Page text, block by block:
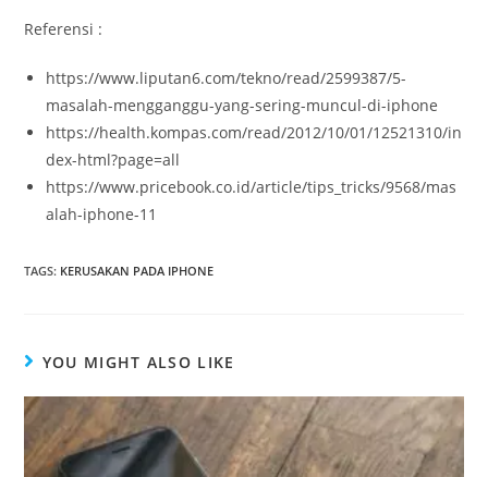
Referensi :
https://www.liputan6.com/tekno/read/2599387/5-
masalah-mengganggu-yang-sering-muncul-di-iphone
https://health.kompas.com/read/2012/10/01/12521310/in
dex-html?page=all
https://www.pricebook.co.id/article/tips_tricks/9568/mas
alah-iphone-11
TAGS: KERUSAKAN PADA IPHONE
YOU MIGHT ALSO LIKE